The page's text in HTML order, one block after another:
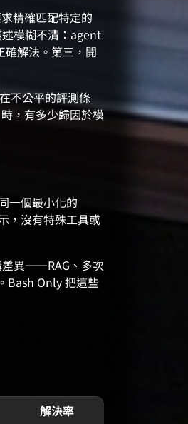
精確匹配特定的
模糊不清：agent
確解法。第三，開
不公平的評測條
，有多少歸因於模
一個最小化的
，沒有特殊工具或
差異——RAG、多次
Bash Only 把這些
解決率